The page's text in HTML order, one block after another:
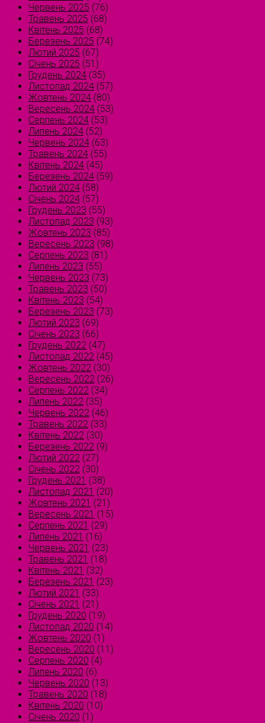
Червень 2025 (76)
Травень 2025 (68)
Квітень 2025 (68)
Березень 2025 (74)
Лютий 2025 (67)
Січень 2025 (51)
Грудень 2024 (35)
Листопад 2024 (57)
Жовтень 2024 (80)
Вересень 2024 (53)
Серпень 2024 (53)
Липень 2024 (52)
Червень 2024 (63)
Травень 2024 (55)
Квітень 2024 (45)
Березень 2024 (59)
Лютий 2024 (58)
Січень 2024 (57)
Грудень 2023 (55)
Листопад 2023 (93)
Жовтень 2023 (85)
Вересень 2023 (98)
Серпень 2023 (81)
Липень 2023 (55)
Червень 2023 (73)
Травень 2023 (50)
Квітень 2023 (54)
Березень 2023 (73)
Лютий 2023 (69)
Січень 2023 (66)
Грудень 2022 (47)
Листопад 2022 (45)
Жовтень 2022 (30)
Вересень 2022 (26)
Серпень 2022 (34)
Липень 2022 (35)
Червень 2022 (46)
Травень 2022 (33)
Квітень 2022 (30)
Березень 2022 (9)
Лютий 2022 (27)
Січень 2022 (30)
Грудень 2021 (38)
Листопад 2021 (20)
Жовтень 2021 (21)
Вересень 2021 (15)
Серпень 2021 (29)
Липень 2021 (16)
Червень 2021 (23)
Травень 2021 (18)
Квітень 2021 (32)
Березень 2021 (23)
Лютий 2021 (33)
Січень 2021 (21)
Грудень 2020 (19)
Листопад 2020 (14)
Жовтень 2020 (1)
Вересень 2020 (11)
Серпень 2020 (4)
Липень 2020 (6)
Червень 2020 (13)
Травень 2020 (18)
Квітень 2020 (10)
Січень 2020 (1)